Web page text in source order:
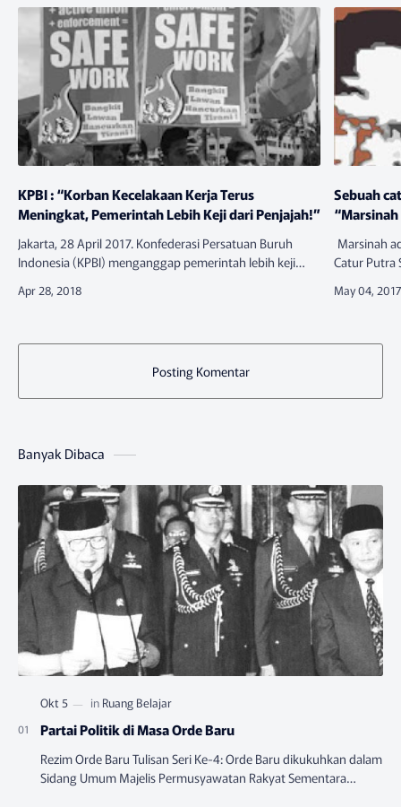
KPBI : “Korban Kecelakaan Kerja Terus
Meningkat, Pemerintah Lebih Keji dari Penjajah!”
Jakarta, 28 April 2017. Konfederasi Persatuan Buruh
Indonesia (KPBI) menganggap pemerintah lebih keji
korban kecelakaan kerja t…
Sebuah
Marsinah
Catur Putra
1993
Posting Komentar
Banyak Dibaca
Partai Politik di Masa Orde Baru
Rezim Orde Baru Tulisan Seri Ke-4: Orde Baru dikukuhkan dalam
Sidang Umum Majelis Permusyawatan Rakyat Sementara